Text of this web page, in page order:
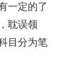
一定的了
耽误领
目分为笔